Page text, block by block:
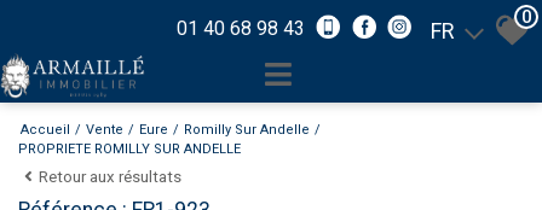
01 40 68 98 43 FR
0
Accueil Vente Eure
Romilly Sur Andelle
PROPRIETE ROMILLY SUR ANDELLE
Retour aux résultats